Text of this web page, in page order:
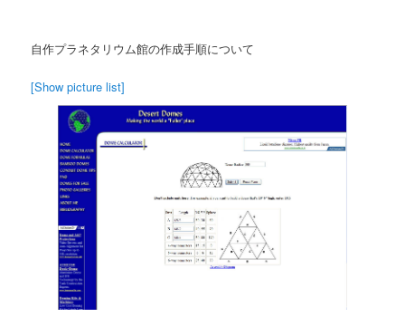
自作プラネタリウム館の作成手順について
[Show picture list]